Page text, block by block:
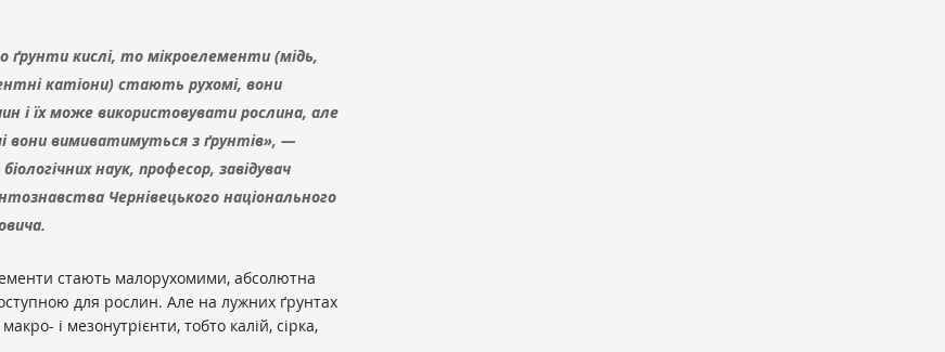
ґрунти кислі, то мікроелементи (мідь,
катіони) стають рухомі, вони
і їх може використовувати рослина, але
вони вимиватимуться з ґрунтів», —
наук, професор, завідувач
Чернівецького національного
стають малорухомими, абсолютна
для рослин. Але на лужних ґрунтах
і мезонутрієнти, тобто калій, сірка,